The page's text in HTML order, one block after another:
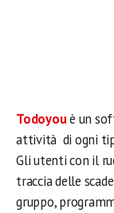
Todoyouè un
attività di ogni
Gli utenti con il
traccia delle
gruppo,